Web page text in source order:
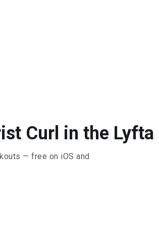
Curl in the Lyfta
— free on iOS and